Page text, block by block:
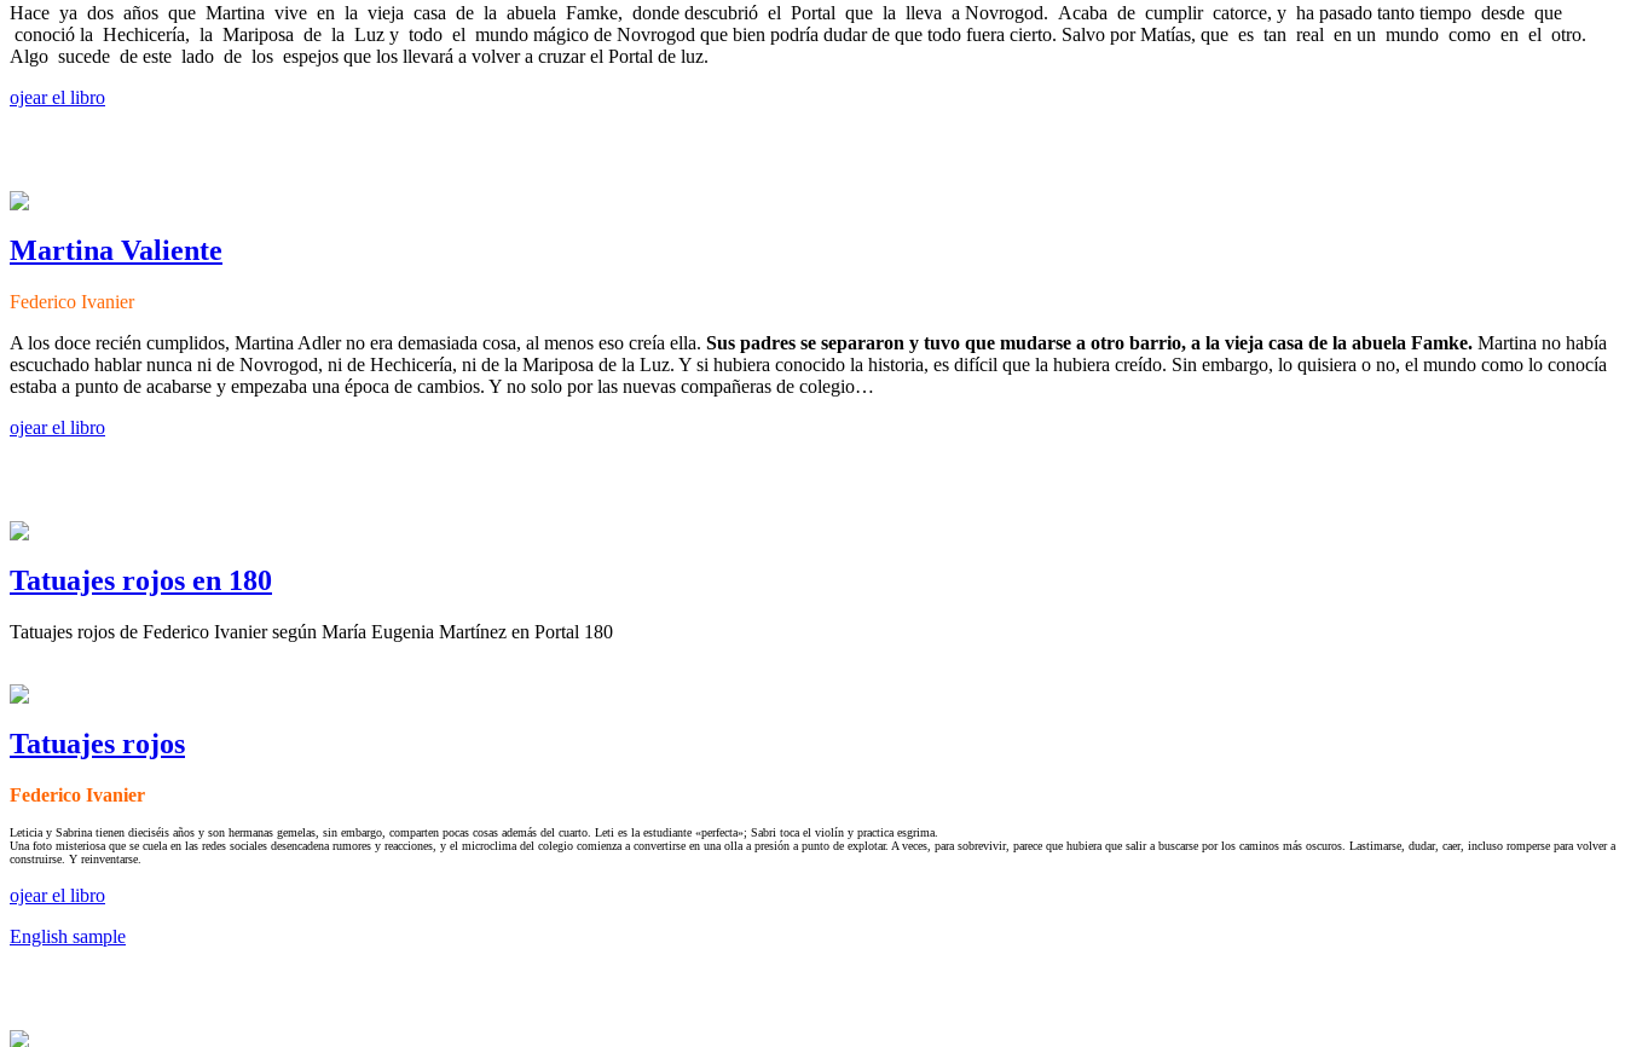
Hace ya dos años que Martina vive en la vieja casa de la abuela Famke, donde descubrió el Portal que la lleva a Novrogod. Acaba de cumplir catorce, y ha pasado tanto tiempo desde que
conoció la Hechicería, la Mariposa de la Luz y todo el mundo mágico de Novrogod que bien podría dudar de que todo fuera cierto. Salvo por Matías, que es tan real en un mundo como en el otro.
Algo sucede de este lado de los espejos que los llevará a volver a cruzar el Portal de luz.
ojear el libro
Martina Valiente
Federico Ivanier
A los doce recién cumplidos, Martina Adler no era demasiada cosa, al menos eso creía ella. Sus padres se separaron y tuvo que mudarse a otro barrio, a la vieja casa de la abuela Famke. Martina no había
escuchado hablar nunca ni de Novrogod, ni de Hechicería, ni de la Mariposa de la Luz. Y si hubiera conocido la historia, es difícil que la hubiera creído. Sin embargo, lo quisiera o no, el mundo como lo conocía
estaba a punto de acabarse y empezaba una época de cambios. Y no solo por las nuevas compañeras de colegio…
ojear el libro
Tatuajes rojos en 180
Tatuajes rojos de Federico Ivanier según María Eugenia Martínez en Portal 180
Tatuajes rojos
Federico Ivanier
Leticia y Sabrina tienen dieciséis años y son hermanas gemelas, sin embargo, comparten pocas cosas además del cuarto. Leti es la estudiante «perfecta»; Sabri toca el violín y practica esgrima.
Una foto misteriosa que se cuela en las redes sociales desencadena rumores y reacciones, y el microclima del colegio comienza a convertirse en una olla a presión a punto de explotar. A veces, para sobrevivir, parece que hubiera que salir a buscarse por los caminos más oscuros. Lastimarse, dudar, caer, incluso romperse para volver a
construirse. Y reinventarse.
ojear el libro
English sample